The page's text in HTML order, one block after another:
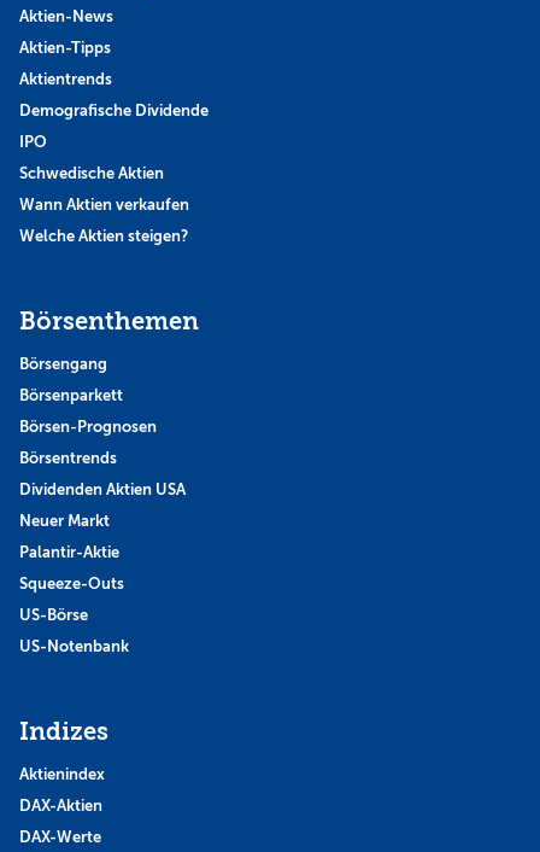
Aktien-News
Aktien-Tipps
Aktientrends
Demografische Dividende
IPO
Schwedische Aktien
Wann Aktien verkaufen
Welche Aktien steigen?
Börsenthemen
Börsengang
Börsenparkett
Börsen-Prognosen
Börsentrends
Dividenden Aktien USA
Neuer Markt
Palantir-Aktie
Squeeze-Outs
US-Börse
US-Notenbank
Indizes
Aktienindex
DAX-Aktien
DAX-Werte